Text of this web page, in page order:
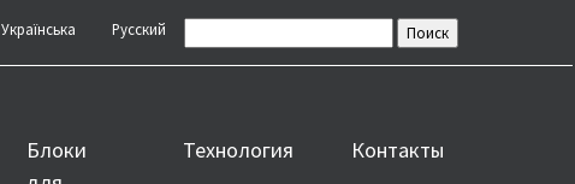
Українська Русский
Блоки
Технология Контакты